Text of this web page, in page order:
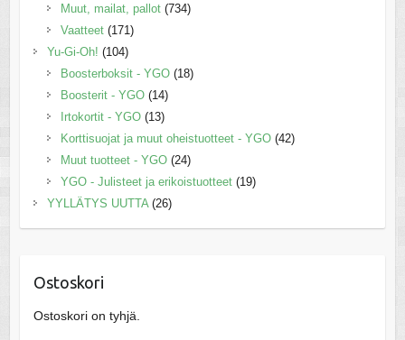
Muut, mailat, pallot (734)
Vaatteet (171)
Yu-Gi-Oh! (104)
Boosterboksit - YGO (18)
Boosterit - YGO (14)
Irtokortit - YGO (13)
Korttisuojat ja muut oheistuotteet - YGO (42)
Muut tuotteet - YGO (24)
YGO - Julisteet ja erikoistuotteet (19)
YYLLÄTYS UUTTA (26)
Ostoskori
Ostoskori on tyhjä.